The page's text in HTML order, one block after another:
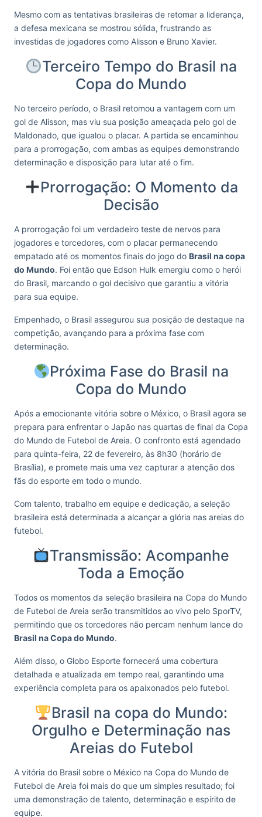
Mesmo com as tentativas brasileiras de retomar a liderança,
a defesa mexicana se mostrou sólida, frustrando as
investidas de jogadores como Alisson e Bruno Xavier.
Terceiro Tempo do Brasil na
Copa do Mundo
No terceiro período, o Brasil retomou a vantagem com um
gol de Alisson, mas viu sua posição ameaçada pelo gol de
Maldonado, que igualou o placar. A partida se encaminhou
para a prorrogação, com ambas as equipes demonstrando
determinação e disposição para lutar até o fim.
Prorrogação: O Momento da
Decisão
A prorrogação foi um verdadeiro teste de nervos para
jogadores e torcedores, com o placar permanecendo
empatado até os momentos finais do jogo do Brasil na copa
do Mundo. Foi então que Edson Hulk emergiu como o herói
do Brasil, marcando o gol decisivo que garantiu a vitória
para sua equipe.
Empenhado, o Brasil assegurou sua posição de destaque na
competição, avançando para a próxima fase com
determinação.
Próxima Fase do Brasil na
Copa do Mundo
Após a emocionante vitória sobre o México, o Brasil agora se
prepara para enfrentar o Japão nas quartas de final da Copa
do Mundo de Futebol de Areia. O confronto está agendado
para quinta-feira, 22 de fevereiro, às 8h30 (horário de
Brasília), e promete mais uma vez capturar a atenção dos
fãs do esporte em todo o mundo.
Com talento, trabalho em equipe e dedicação, a seleção
brasileira está determinada a alcançar a glória nas areias do
futebol.
Transmissão: Acompanhe
Toda a Emoção
Todos os momentos da seleção brasileira na Copa do Mundo
de Futebol de Areia serão transmitidos ao vivo pelo SporTV,
permitindo que os torcedores não percam nenhum lance do
Brasil na Copa do Mundo.
Além disso, o Globo Esporte fornecerá uma cobertura
detalhada e atualizada em tempo real, garantindo uma
experiência completa para os apaixonados pelo futebol.
Brasil na copa do Mundo:
Orgulho e Determinação nas
Areias do Futebol
A vitória do Brasil sobre o México na Copa do Mundo de
Futebol de Areia foi mais do que um simples resultado; foi
uma demonstração de talento, determinação e espírito de
equipe.